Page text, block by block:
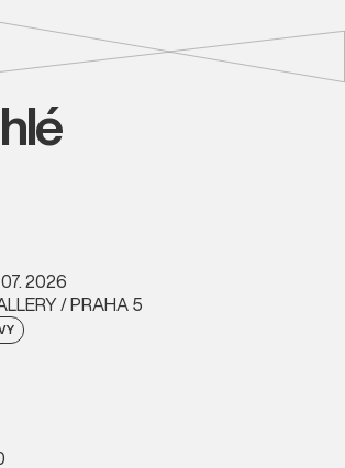
2026
/ PRAHA 5